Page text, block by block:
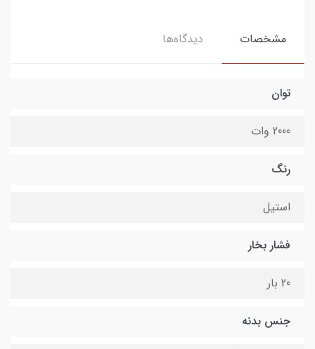
مشخصات دیدگاه‌ها
توان
2000 وات
رنگ
استیل
فشار بخار
20 بار
جنس بدنه